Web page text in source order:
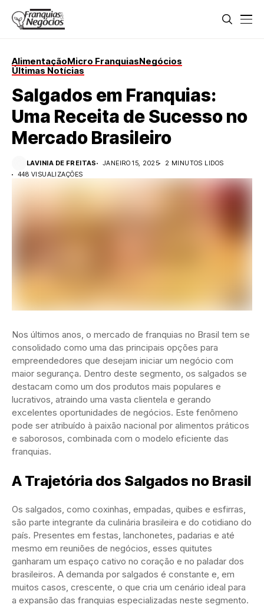
AlimentaçãoMicro FranquiasNegócios
Últimas Notícias
Salgados em Franquias:
Uma Receita de Sucesso no
Mercado Brasileiro
LAVINIA DE FREITAS JANEIRO 15, 2025
2 MINUTOS LIDOS
448 VISUALIZAÇÕES
Nos últimos anos, o mercado de franquias no Brasil tem se
consolidado como uma das principais opções para
empreendedores que desejam iniciar um negócio com
maior segurança. Dentro deste segmento, os salgados se
destacam como um dos produtos mais populares e
lucrativos, atraindo uma vasta clientela e gerando
excelentes oportunidades de negócios. Este fenômeno
pode ser atribuído à paixão nacional por alimentos práticos
e saborosos, combinada com o modelo eficiente das
franquias.
A Trajetória dos Salgados no Brasil
Os salgados, como coxinhas, empadas, quibes e esfirras,
são parte integrante da culinária brasileira e do cotidiano do
país. Presentes em festas, lanchonetes, padarias e até
mesmo em reuniões de negócios, esses quitutes
ganharam um espaço cativo no coração e no paladar dos
brasileiros. A demanda por salgados é constante e, em
muitos casos, crescente, o que cria um cenário ideal para
a expansão das franquias especializadas neste segmento.